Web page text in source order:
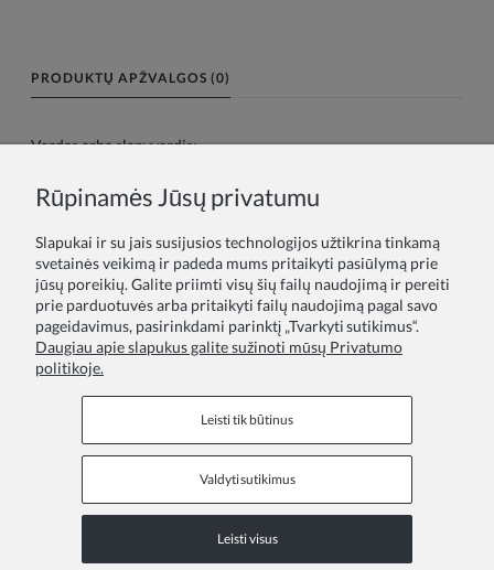
PRODUKTŲ APŽVALGOS (0)
Vardas arba slapyvardis:
Informaciniai puslapiai
Rūpinamės Jūsų privatumu
Slapukai ir su jais susijusios technologijos užtikrina tinkamą
svetainės veikimą ir padeda mums pritaikyti pasiūlymą prie
jūsų poreikių. Galite priimti visų šių failų naudojimą ir pereiti
prie parduotuvės arba pritaikyti failų naudojimą pagal savo
pageidavimus, pasirinkdami parinktį „Tvarkyti sutikimus“.
Daugiau apie slapukus galite sužinoti mūsų Privatumo
politikoje.
Leisti tik būtinus
Valdyti sutikimus
Leisti visus